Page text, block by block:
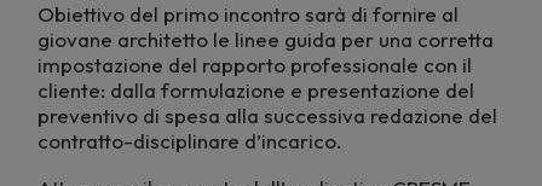
Obiettivo del primo incontro sarà di fornire al
giovane architetto le linee guida per una corretta
impostazione del rapporto professionale con il
cliente: dalla formulazione e presentazione del
preventivo di spesa alla successiva redazione del
contratto-disciplinare d’incarico.